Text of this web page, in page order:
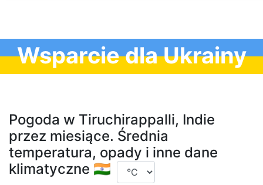
Wsparcie dla Ukrainy
Pogoda w Tiruchirappalli, Indie
przez miesiące. Średnia
temperatura, opady i inne dane
klimatyczne 🇮🇳